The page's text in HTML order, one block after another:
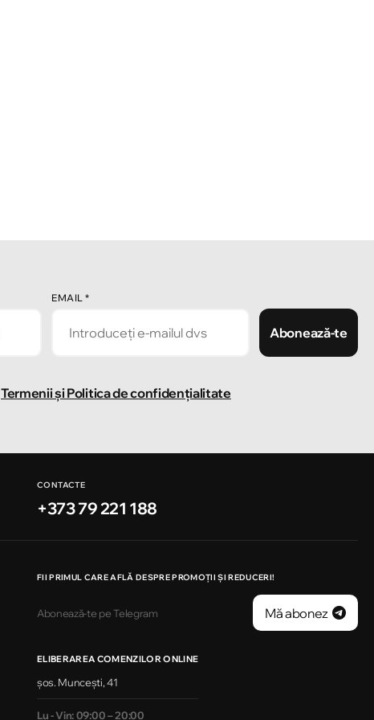
EMAIL*
Abonează-te
Termenii și Politica de confidențialitate
CONTACTE
+373 79 221 188
FII PRIMUL CARE AFLĂ DESPRE PROMOȚII ȘI REDUCERI!
Abonează-te pe Telegram Mă abonez
ELIBERAREA COMENZILOR ONLINE
șos. Muncești, 41
Lu - Vin: 09:00 – 20:00